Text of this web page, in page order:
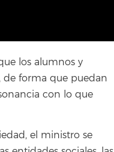
los alumnos y
de forma que puedan
con lo que
el ministro se